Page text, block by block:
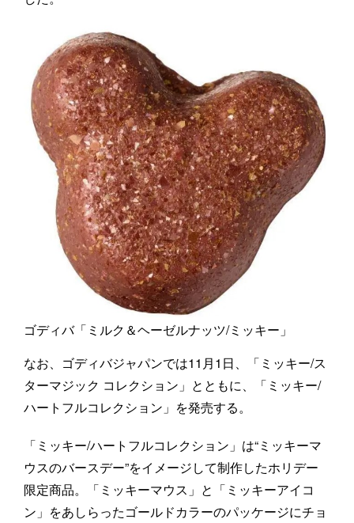
ゴディバ「ミルク＆ヘーゼルナッツ/ミッキー」
なお、ゴディバジャパンでは11月1日、「ミッキー/ス
ターマジック コレクション」とともに、「ミッキー/
ハートフルコレクション」を発売する。
「ミッキー/ハートフルコレクション」は“ミッキーマ
ウスのバースデー”をイメージして制作したホリデー
限定商品。「ミッキーマウス」と「ミッキーアイコ
ン」をあしらったゴールドカラーのパッケージにチョ